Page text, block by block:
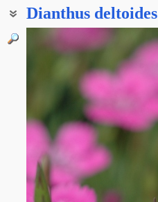
Dianthus deltoides
Гвоздика-травянка